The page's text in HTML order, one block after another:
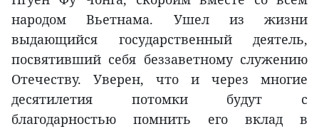
народом Вьетнама. Ушел из жизни
выдающийся государственный деятель,
посвятивший себя беззаветному служению
Отечеству. Уверен, что и через многие
десятилетия потомки будут с
благодарностью помнить его вклад в